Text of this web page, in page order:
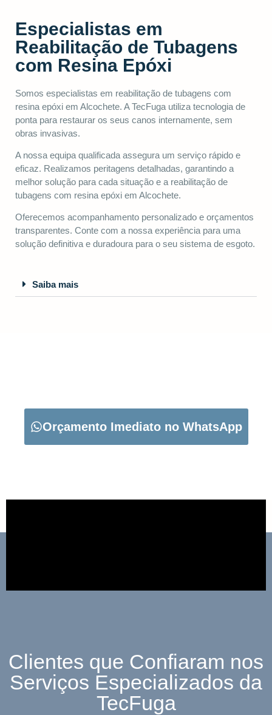
Especialistas em
Reabilitação de Tubagens
com Resina Epóxi
Somos especialistas em reabilitação de tubagens com
resina epóxi em Alcochete. A TecFuga utiliza tecnologia de
ponta para restaurar os seus canos internamente, sem
obras invasivas.
A nossa equipa qualificada assegura um serviço rápido e
eficaz. Realizamos peritagens detalhadas, garantindo a
melhor solução para cada situação e a reabilitação de
tubagens com resina epóxi em Alcochete.
Oferecemos acompanhamento personalizado e orçamentos
transparentes. Conte com a nossa experiência para uma
solução definitiva e duradoura para o seu sistema de esgoto.
Saiba mais
Orçamento Imediato no WhatsApp
Clientes que Confiaram nos
Serviços Especializados da
TecFuga